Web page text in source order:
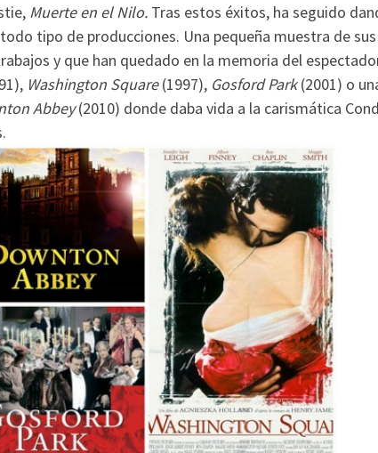
Muerte en el Nilo. Tras estos éxitos, ha seguido
tipo de producciones. Una pequeña muestra de sus
y que han quedado en la memoria del
Washington Square(1997), Gosford Park(2001) o
Abbey(2010) donde daba vida a la carismática